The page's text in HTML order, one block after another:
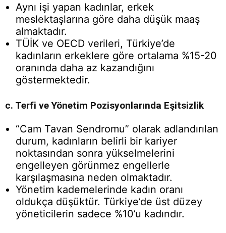
Aynı işi yapan kadınlar, erkek
meslektaşlarına göre daha düşük maaş
almaktadır.
TÜİK ve OECD verileri, Türkiye’de
kadınların erkeklere göre ortalama %15-20
oranında daha az kazandığını
göstermektedir.
c. Terfi ve Yönetim Pozisyonlarında Eşitsizlik
“Cam Tavan Sendromu” olarak adlandırılan
durum, kadınların belirli bir kariyer
noktasından sonra yükselmelerini
engelleyen görünmez engellerle
karşılaşmasına neden olmaktadır.
Yönetim kademelerinde kadın oranı
oldukça düşüktür. Türkiye’de üst düzey
yöneticilerin sadece %10’u kadındır.